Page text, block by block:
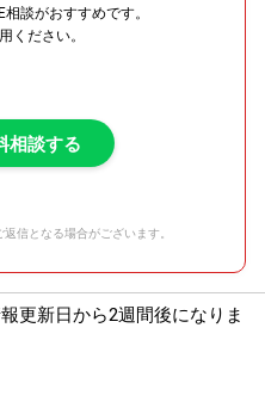
談がおすすめです。
ください。
相談する
信となる場合がございます。
更新日から2週間後になりま